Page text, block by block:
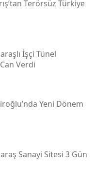
Terörsüz Türkiye
İşçi Tünel
Verdi
Yeni Dönem
Sanayi Sitesi 3 Gün